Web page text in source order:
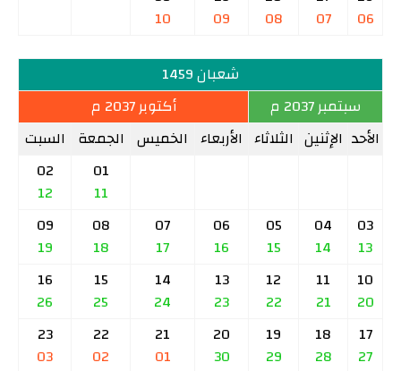
06
07
08
09
10
شعبان 1459
سبتمبر 2037 م
أكتوبر 2037 م
الأحد الإثنين الثلاثاء الأربعاء الخميس الجمعة السبت
01
11
02
12
03
13
04
14
05
15
06
16
07
17
08
18
09
19
10
20
11
21
12
22
13
23
14
24
15
25
16
26
17
27
18
28
19
29
20
30
21
01
22
02
23
03